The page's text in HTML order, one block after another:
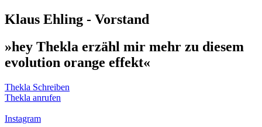
Klaus Ehling - Vorstand
»hey Thekla erzähl mir mehr zu diesem
evolution orange effekt«
Thekla Schreiben
Thekla anrufen
Instagram